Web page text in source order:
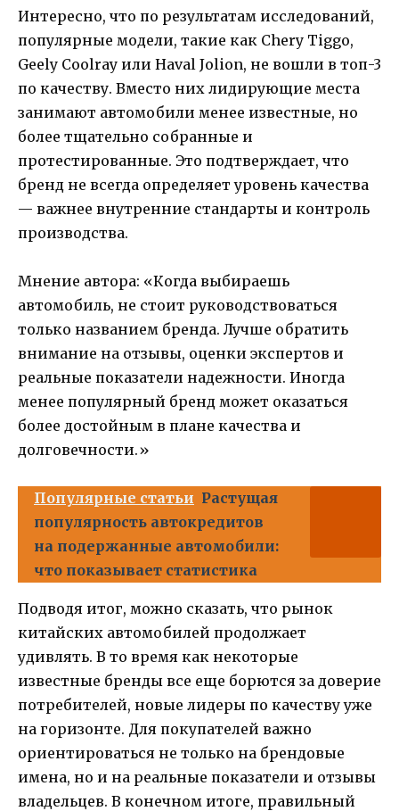
Интересно, что по результатам исследований,
популярные модели, такие как Chery Tiggo,
Geely Coolray или Haval Jolion, не вошли в топ-3
по качеству. Вместо них лидирующие места
занимают автомобили менее известные, но
более тщательно собранные и
протестированные. Это подтверждает, что
бренд не всегда определяет уровень качества
— важнее внутренние стандарты и контроль
производства.
Мнение автора: «Когда выбираешь
автомобиль, не стоит руководствоваться
только названием бренда. Лучше обратить
внимание на отзывы, оценки экспертов и
реальные показатели надежности. Иногда
менее популярный бренд может оказаться
более достойным в плане качества и
долговечности.»
Популярные статьи Растущая
популярность автокредитов
на подержанные автомобили:
что показывает статистика
Подводя итог, можно сказать, что рынок
китайских автомобилей продолжает
удивлять. В то время как некоторые
известные бренды все еще борются за доверие
потребителей, новые лидеры по качеству уже
на горизонте. Для покупателей важно
ориентироваться не только на брендовые
имена, но и на реальные показатели и отзывы
владельцев. В конечном итоге, правильный